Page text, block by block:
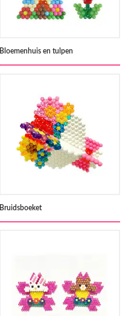
Bloemenhuis en tulpen
Bruidsboeket